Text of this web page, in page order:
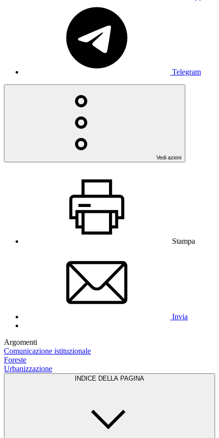
Telegram
Vedi azioni
Stampa
Invia
Argomenti
Comunicazione istituzionale
Foreste
Urbanizzazione
INDICE DELLA PAGINA